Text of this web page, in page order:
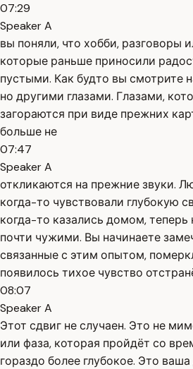
07:29
Speaker A
вы поняли, что хобби, разговоры
которые раньше приносили
пустыми. Как будто вы смотрите
но другими глазами. Глазами,
загораются при виде прежних
больше не
07:47
Speaker A
откликаются на прежние звуки.
когда-то чувствовали глубокую
когда-то казались домом,
почти чужими. Вы начинаете
связанные с этим опытом,
появилось тихое чувство
08:07
Speaker A
Этот сдвиг не случаен. Это не
или фаза, которая пройдёт со
гораздо более глубокое. Это